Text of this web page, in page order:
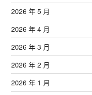
2026 年 5 月
2026 年 4 月
2026 年 3 月
2026 年 2 月
2026 年 1 月